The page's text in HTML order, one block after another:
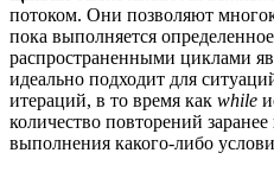
потоком. Они позволяют
пока выполняется
распространенными циклами
идеально подходит для
итераций, в то время как while
количество повторений
выполнения какого-либо